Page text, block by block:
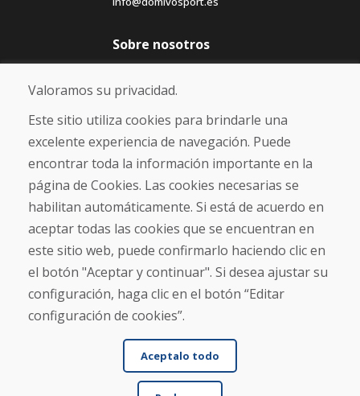
Sobre nosotros
Blog
Sobre nosotros
Comercio
Contacto
Compra
Tienda electrónica
Envío y pago
NORMAS DE RECLAMACIÓN
Devolución y cambio de mercancías
Política de privacidad
Cookies
Valoramos su privacidad.
Este sitio utiliza cookies para brindarle una
excelente experiencia de navegación. Puede
encontrar toda la información importante en la
página de Cookies. Las cookies necesarias se
habilitan automáticamente. Si está de acuerdo en
aceptar todas las cookies que se encuentran en
este sitio web, puede confirmarlo haciendo clic en
el botón "Aceptar y continuar". Si desea ajustar su
configuración, haga clic en el botón “Editar
configuración de cookies”.
Aceptalo todo